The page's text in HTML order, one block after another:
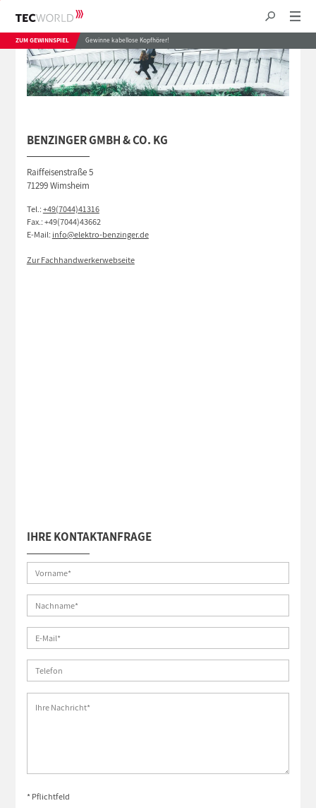
ZUM GEWINNSPIEL Gewinne kabellose Kopfhörer!
BENZINGER GMBH & CO. KG
Raiffeisenstraße 5
71299 Wimsheim
Tel.:+49(7044)41316
Fax.: +49(7044)43662
E-Mail: info@elektro-benzinger.de
Zur Fachhandwerkerwebseite
IHRE KONTAKTANFRAGE
* Pflichtfeld